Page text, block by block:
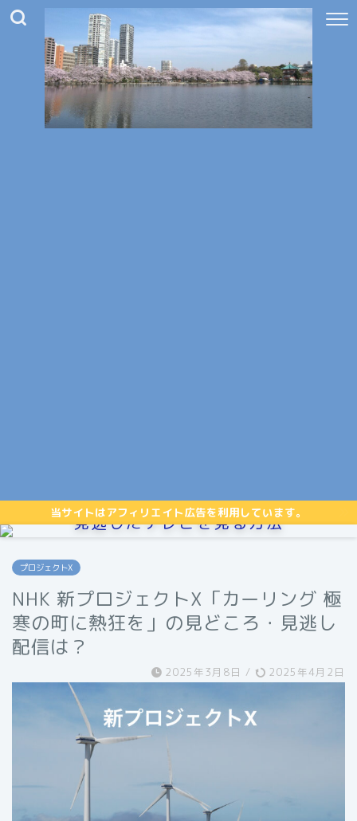
当サイトはアフィリエイト広告を利用しています。
見逃したテレビを見る方法
プロジェクトX
NHK 新プロジェクトX「カーリング 極
寒の町に熱狂を」の見どころ・見逃し
配信は？
2025年3月8日 / 2025年4月2日